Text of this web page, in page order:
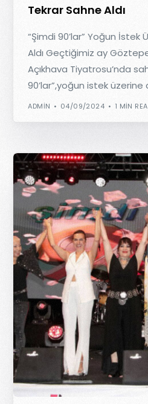
Tekrar Sahne Aldı
“Şimdi 90’lar” Yoğun İstek
Aldı Geçtiğimiz ay
Açıkhava Tiyatrosu’nda
90’lar”,yoğun istek üzerine
ADMIN 04/09/2024 1 MIN